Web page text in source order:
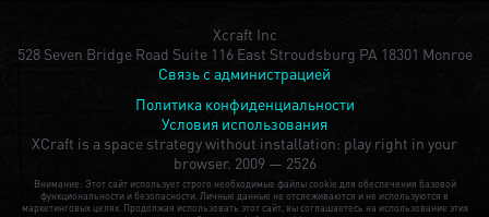
Xcraft Inc
528 Seven Bridge Road Suite 116 East Stroudsburg PA 18301 Monroe
Связь с администрацией
Политика конфиденциальности
Условия использования
XCraft is a space strategy without installation: play right in your
browser. 2009 — 2526
Внимание: Этот сайт использует строго необходимые файлы cookie для обеспечения базовой
функциональности и безопасности. Личные данные не отслеживаются и не используются в
маркетинговых целях. Продолжая использовать этот сайт, вы соглашаетесь на использование этих